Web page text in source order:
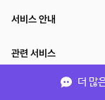
더 많
서비스 안내
관련 서비스